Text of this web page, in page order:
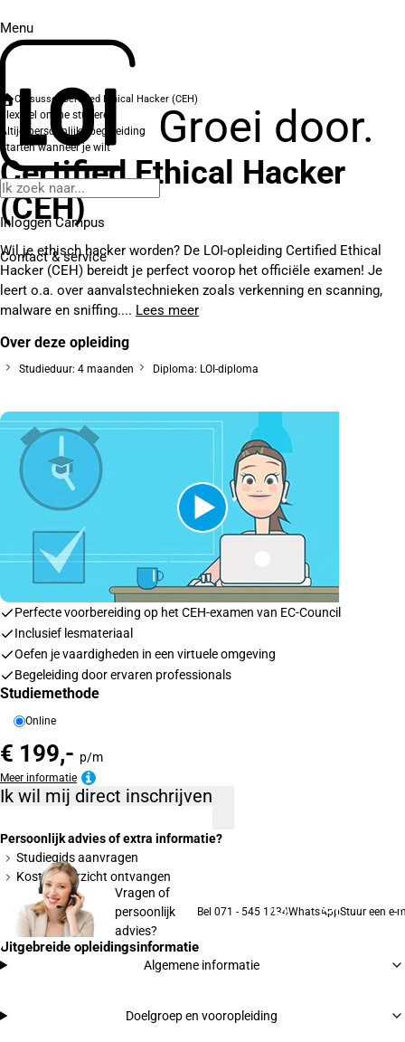
Menu
Groei door.
Inloggen Campus
Contact& service
Cursussen Certified Ethical Hacker (CEH)
Flexibel online studeren
Altijd persoonlijke begeleiding
Starten wanneer je wilt
Certified Ethical Hacker
(CEH)
Wil je ethisch hacker worden? De LOI-opleiding Certified Ethical
Hacker (CEH) bereidt je perfect voorop het officiële examen! Je
leert o.a. over aanvalstechnieken zoals verkenning en scanning,
malware en sniffing.... Lees meer
Over deze opleiding
Studieduur: 4 maanden Diploma: LOI-diploma
Perfecte voorbereiding op het CEH-examen van EC-Council
Inclusief lesmateriaal
Oefen je vaardigheden in een virtuele omgeving
Begeleiding door ervaren professionals
Studiemethode
Online
€ 199,- p/m
Meer informatie
Ik wil mij direct inschrijven
Persoonlijk advies of extra informatie?
Studiegids aanvragen
Kostenoverzicht ontvangen
Vragen of
persoonlijk
advies?
Bel 071 - 545 1234WhatsAppStuur een e-
Uitgebreide opleidingsinformatie
Algemene informatie
Doelgroep en vooropleiding